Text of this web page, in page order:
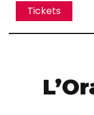
Tickets